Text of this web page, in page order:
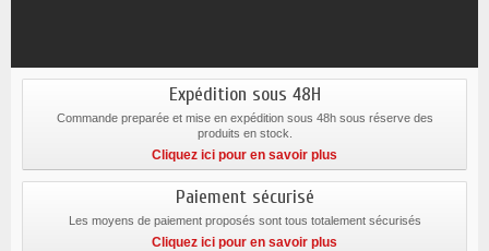
Expédition sous 48H
Commande preparée et mise en expédition sous 48h sous réserve des
produits en stock.
Cliquez ici pour en savoir plus
Paiement sécurisé
Les moyens de paiement proposés sont tous totalement sécurisés
Cliquez ici pour en savoir plus